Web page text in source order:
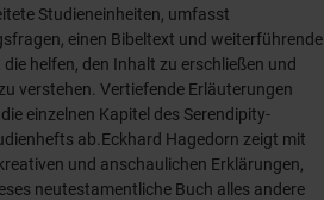
Studieneinheiten, umfasst
einen Bibeltext und weiterführende
die helfen, den Inhalt zu erschließen und
verstehen. Vertiefende Erläuterungen
einzelnen Kapitel des Serendipity-
ab.Eckhard Hagedorn zeigt mit
und anschaulichen Erklärungen,
neutestamentliche Buch alles andere